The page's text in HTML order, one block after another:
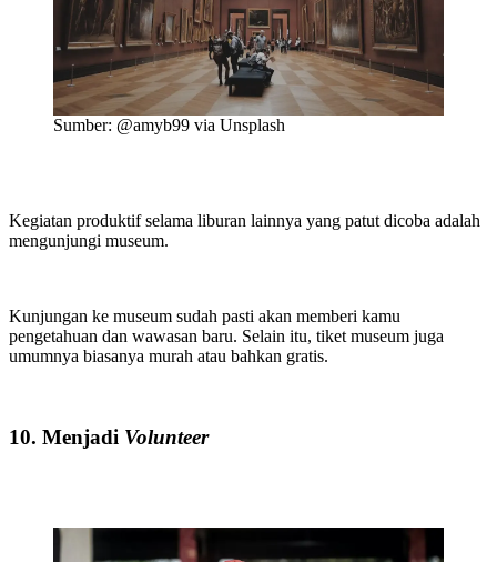
Sumber: @amyb99 via Unsplash
Kegiatan produktif selama liburan lainnya yang patut dicoba adalah
mengunjungi museum.
Kunjungan ke museum sudah pasti akan memberi kamu
pengetahuan dan wawasan baru. Selain itu, tiket museum juga
umumnya biasanya murah atau bahkan gratis.
10. Menjadi Volunteer